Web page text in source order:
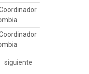
siguiente